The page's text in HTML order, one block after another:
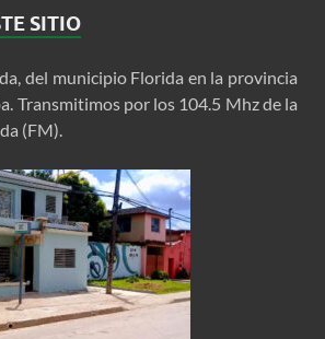
SITIO
del municipio Florida en la provincia
Transmitimos por los 104.5 Mhz de la
(FM).